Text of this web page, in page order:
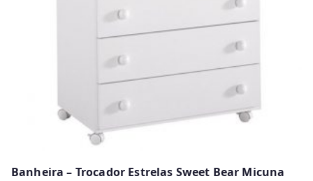
Banheira – Trocador Estrelas Sweet Bear Micuna